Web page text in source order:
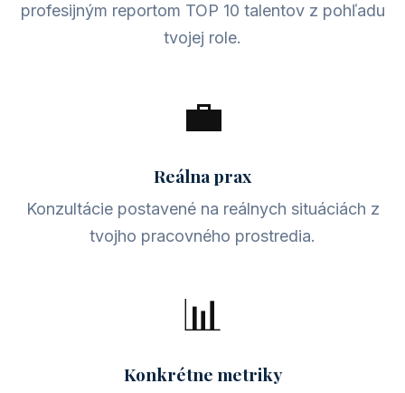
profesijným reportom TOP 10 talentov z pohľadu
tvojej role.
💼
Reálna prax
Konzultácie postavené na reálnych situáciách z
tvojho pracovného prostredia.
📊
Konkrétne metriky